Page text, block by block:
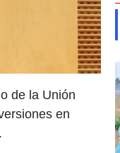
de la Unión
en